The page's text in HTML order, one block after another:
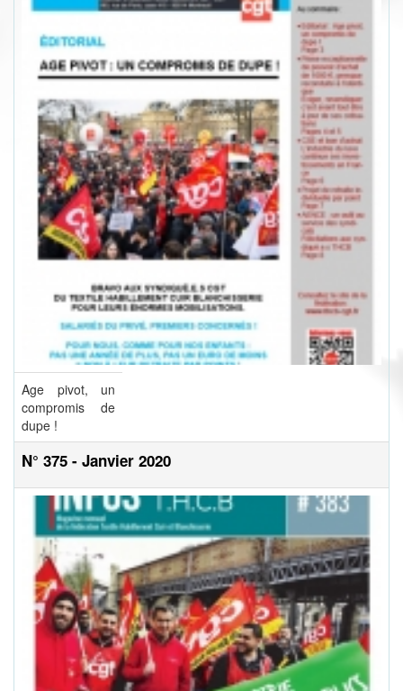
Age pivot, un
compromis de
dupe !
N° 375 - Janvier 2020